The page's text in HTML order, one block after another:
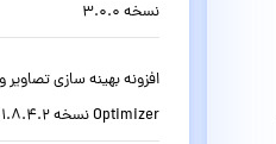
نسخه 3.0.0
Optimizer نسخه 1.8.4.2